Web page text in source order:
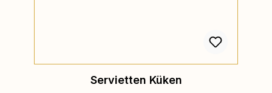
Servietten Küken